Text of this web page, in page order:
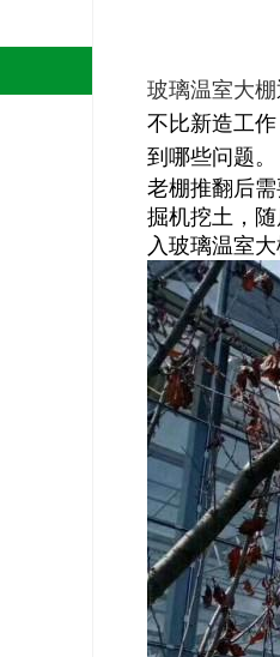
玻璃温室大棚
不比新造工
到哪些问题。
老棚推翻后
掘机挖土，
入玻璃温室